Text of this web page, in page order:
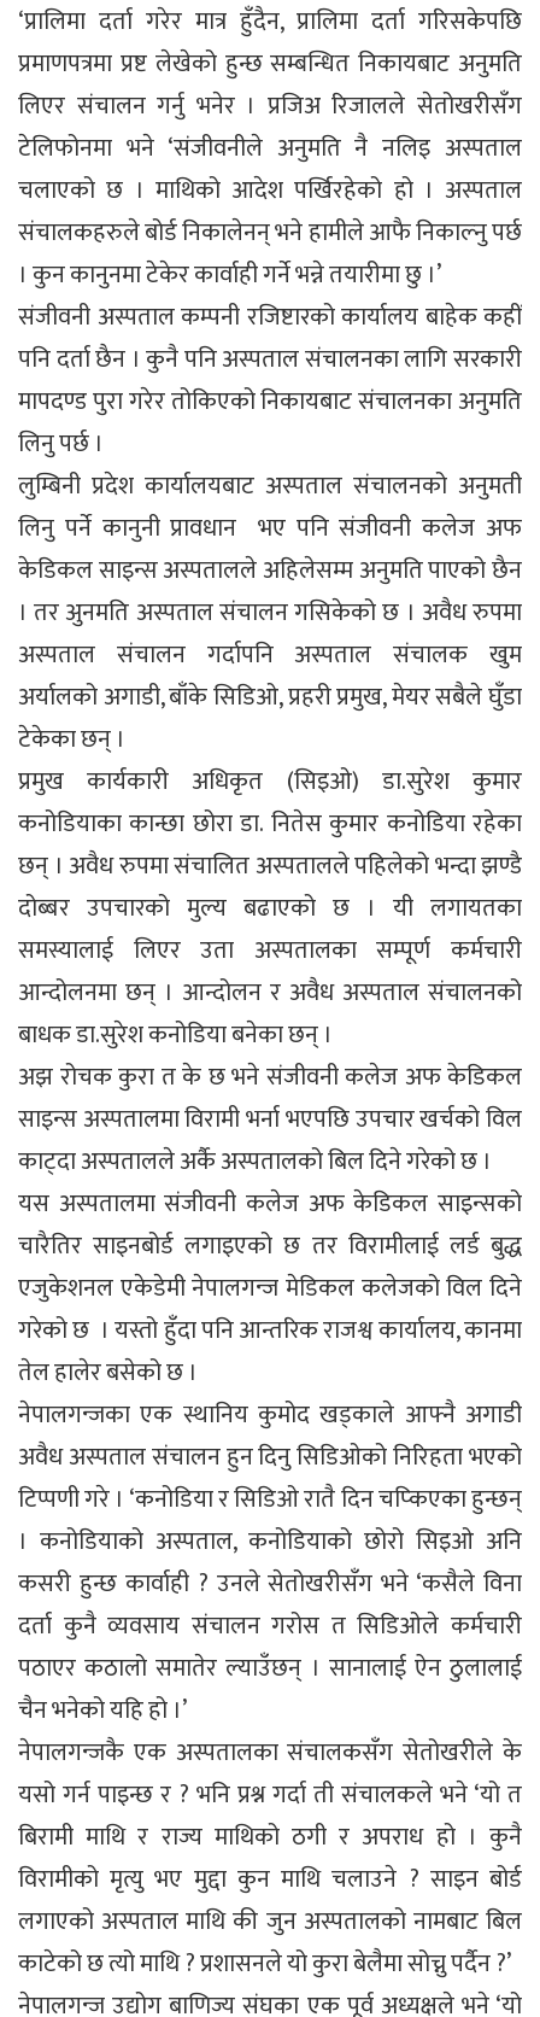
‘प्रालिमा दर्ता गरेर मात्र हुँदैन, प्रालिमा दर्ता गरिसकेपछि
प्रमाणपत्रमा प्रष्ट लेखेको हुन्छ सम्बन्धित निकायबाट अनुमति
लिएर संचालन गर्नु भनेर । प्रजिअ रिजालले सेतोखरीसँग
टेलिफोनमा भने ‘संजीवनीले अनुमति नै नलिइ अस्पताल
चलाएको छ । माथिको आदेश पर्खिरहेको हो । अस्पताल
संचालकहरुले बोर्ड निकालेनन् भने हामीले आफै निकाल्नु पर्छ
। कुन कानुनमा टेकेर कार्वाही गर्ने भन्ने तयारीमा छु ।’
संजीवनी अस्पताल कम्पनी रजिष्टारको कार्यालय बाहेक कहीं
पनि दर्ता छैन । कुनै पनि अस्पताल संचालनका लागि सरकारी
मापदण्ड पुरा गरेर तोकिएको निकायबाट संचालनका अनुमति
लिनु पर्छ ।
लुम्बिनी प्रदेश कार्यालयबाट अस्पताल संचालनको अनुमती
लिनु पर्ने कानुनी प्रावधान भए पनि संजीवनी कलेज अफ
केडिकल साइन्स अस्पतालले अहिलेसम्म अनुमति पाएको छैन
। तर अुनमति अस्पताल संचालन गसिकेको छ । अवैध रुपमा
अस्पताल संचालन गर्दापनि अस्पताल संचालक खुम
अर्यालको अगाडी, बाँके सिडिओ, प्रहरी प्रमुख, मेयर सबैले घुँडा
टेकेका छन् ।
प्रमुख कार्यकारी अधिकृत (सिइओ) डा.सुरेश कुमार
कनोडियाका कान्छा छोरा डा. नितेस कुमार कनोडिया रहेका
छन् । अवैध रुपमा संचालित अस्पतालले पहिलेको भन्दा झण्डै
दोब्बर उपचारको मुल्य बढाएको छ । यी लगायतका
समस्यालाई लिएर उता अस्पतालका सम्पूर्ण कर्मचारी
आन्दोलनमा छन् । आन्दोलन र अवैध अस्पताल संचालनको
बाधक डा.सुरेश कनोडिया बनेका छन् ।
अझ रोचक कुरा त के छ भने संजीवनी कलेज अफ केडिकल
साइन्स अस्पतालमा विरामी भर्ना भएपछि उपचार खर्चको विल
काट्दा अस्पतालले अर्कै अस्पतालको बिल दिने गरेको छ ।
यस अस्पतालमा संजीवनी कलेज अफ केडिकल साइन्सको
चारैतिर साइनबोर्ड लगाइएको छ तर विरामीलाई लर्ड बुद्ध
एजुकेशनल एकेडेमी नेपालगन्ज मेडिकल कलेजको विल दिने
गरेको छ । यस्तो हुँदा पनि आन्तरिक राजश्व कार्यालय, कानमा
तेल हालेर बसेको छ ।
नेपालगन्जका एक स्थानिय कुमोद खड्काले आफ्नै अगाडी
अवैध अस्पताल संचालन हुन दिनु सिडिओको निरिहता भएको
टिप्पणी गरे । ‘कनोडिया र सिडिओ रातै दिन चप्किएका हुन्छन्
। कनोडियाको अस्पताल, कनोडियाको छोरो सिइओ अनि
कसरी हुन्छ कार्वाही ? उनले सेतोखरीसँग भने ‘कसैले विना
दर्ता कुनै व्यवसाय संचालन गरोस त सिडिओले कर्मचारी
पठाएर कठालो समातेर ल्याउँछन् । सानालाई ऐन ठुलालाई
चैन भनेको यहि हो ।’
नेपालगन्जकै एक अस्पतालका संचालकसँग सेतोखरीले के
यसो गर्न पाइन्छ र ? भनि प्रश्न गर्दा ती संचालकले भने ‘यो त
बिरामी माथि र राज्य माथिको ठगी र अपराध हो । कुनै
विरामीको मृत्यु भए मुद्दा कुन माथि चलाउने ? साइन बोर्ड
लगाएको अस्पताल माथि की जुन अस्पतालको नामबाट बिल
काटेको छ त्यो माथि ? प्रशासनले यो कुरा बेलैमा सोच्नु पर्दैन ?’
नेपालगन्ज उद्योग बाणिज्य संघका एक पूर्व अध्यक्षले भने ‘यो